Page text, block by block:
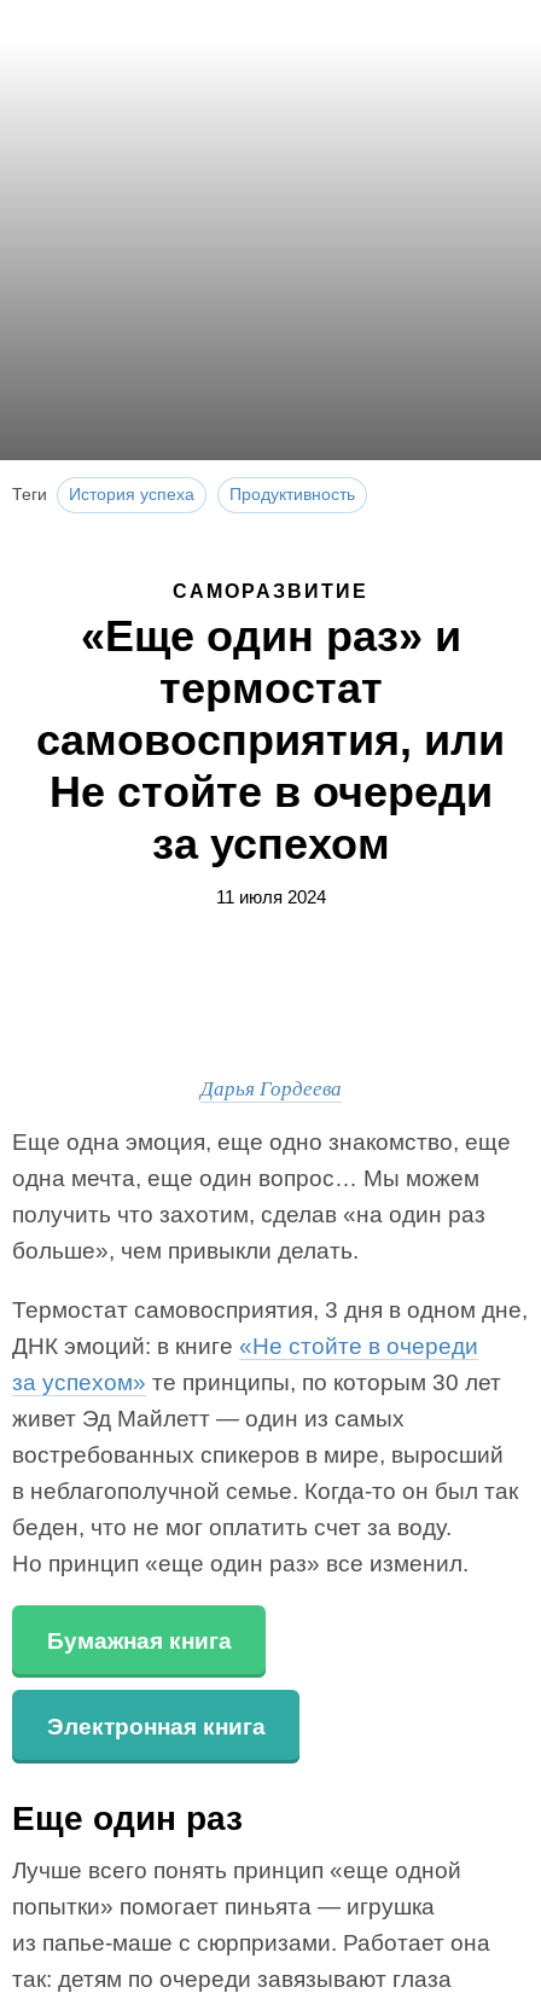
Теги История успеха Продуктивность
САМОРАЗВИТИЕ
«Еще один раз» и
термостат
самовосприятия, или
Не стойте в очереди
за успехом
11 июля 2024
Дарья Гордеева
Еще одна эмоция, еще одно знакомство, еще
одна мечта, еще один вопрос… Мы можем
получить что захотим, сделав «на один раз
больше», чем привыкли делать.
Термостат самовосприятия, 3 дня в одном дне,
ДНК эмоций: в книге «Не стойте в очереди
за успехом» те принципы, по которым 30 лет
живет Эд Майлетт — один из самых
востребованных спикеров в мире, выросший
в неблагополучной семье. Когда-то он был так
беден, что не мог оплатить счет за воду.
Но принцип «еще один раз» все изменил.
Бумажная книга
Электронная книга
Еще один раз
Лучше всего понять принцип «еще одной
попытки» помогает пиньята — игрушка
из папье‐маше с сюрпризами. Работает она
так: детям по очереди завязывают глаза